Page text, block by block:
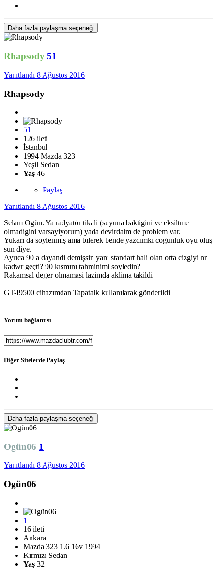
Daha fazla paylaşma seçeneği
Rhapsody 51
Yanıtlandı 8 Ağustos 2016
Rhapsody
51
126 ileti
İstanbul
1994 Mazda 323
Yeşil Sedan
Yaş 46
Paylaş
Yanıtlandı 8 Ağustos 2016
Selam Ogün. Ya radyatör tikali (suyuna baktigini ve eksiltme
olmadigini varsayiyorum) yada devirdaim de problem var.
Yukarı da söylenmiş ama bilerek bende yazdimki cogunluk oyu oluş
sun diye.
Ayrıca 90 a dayandi demişsin yani standart hali olan orta cizgiyi nr
kadwr geçti? 90 kısmını tahminimi soyledin?
Rakamsal deger olmamasi lazimda aklima takildi
GT-I9500 cihazımdan Tapatalk kullanılarak gönderildi
Yorum bağlantısı
Diğer Sitelerde Paylaş
Daha fazla paylaşma seçeneği
Ogün06 1
Yanıtlandı 8 Ağustos 2016
Ogün06
1
16 ileti
Ankara
Mazda 323 1.6 16v 1994
Kırmızı Sedan
Yaş 32